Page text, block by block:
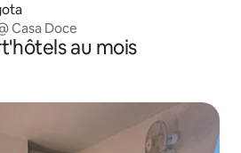
Casa Doce
au mois